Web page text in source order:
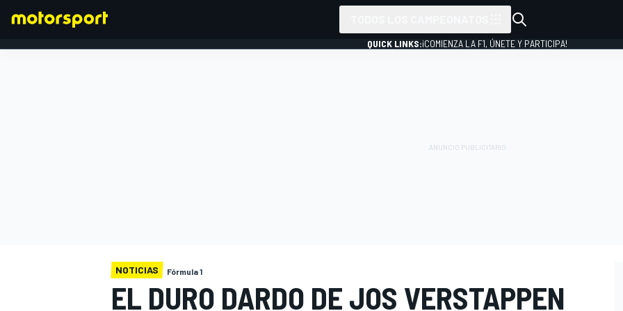
QUICK LINKS:¡COMIENZA LA F1, ÚNETE Y PARTICIPA!
NOTICIAS Fórmula 1
EL DURO DARDO DE JOS VERSTAPPEN